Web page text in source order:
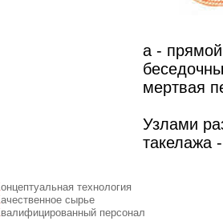
а -
мертвая
Узлами
такелажа
Концептуальная технология
Качественное сырье
Квалифицированный персонал